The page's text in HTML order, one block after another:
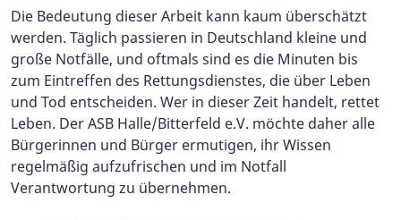
Die Bedeutung dieser Arbeit kann kaum überschätzt
werden. Täglich passieren in Deutschland kleine und
große Notfälle, und oftmals sind es die Minuten bis
zum Eintreffen des Rettungsdienstes, die über Leben
und Tod entscheiden. Wer in dieser Zeit handelt, rettet
Leben. Der ASB Halle/Bitterfeld e.V. möchte daher alle
Bürgerinnen und Bürger ermutigen, ihr Wissen
regelmäßig aufzufrischen und im Notfall
Verantwortung zu übernehmen.